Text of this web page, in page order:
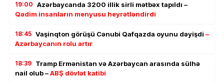
19:00 Azərbaycanda 3200 illik sirli mətbəx tapıldı –
Qədim insanların menyusu heyrətləndirdi
18:45 Vaşinqton görüşü Cənubi Qafqazda oyunu dəyişdi –
Azərbaycanın rolu artır
18:39 Tramp Ermənistan və Azərbaycan arasında sülhə
nail olub –ABŞ dövlət katibi